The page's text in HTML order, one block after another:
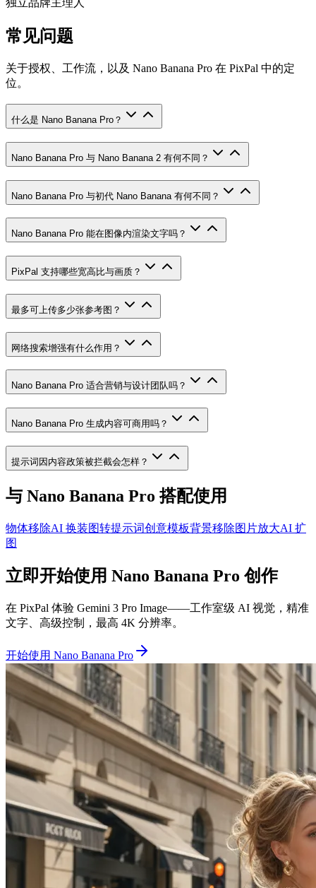
常见问题
关于授权、工作流，以及 Nano Banana Pro 在 PixPal 中的定
位。
什么是 Nano Banana Pro？
Nano Banana Pro 与 Nano Banana 2 有何不同？
Nano Banana Pro 与初代 Nano Banana 有何不同？
Nano Banana Pro 能在图像内渲染文字吗？
PixPal 支持哪些宽高比与画质？
最多可上传多少张参考图？
网络搜索增强有什么作用？
Nano Banana Pro 适合营销与设计团队吗？
Nano Banana Pro 生成内容可商用吗？
提示词因内容政策被拦截会怎样？
与 Nano Banana Pro 搭配使用
物体移除AI 换装图转提示词创意模板背景移除图片放大AI 扩
图
立即开始使用 Nano Banana Pro 创作
在 PixPal 体验 Gemini 3 Pro Image——工作室级 AI 视觉，精准
文字、高级控制，最高 4K 分辨率。
开始使用 Nano Banana Pro